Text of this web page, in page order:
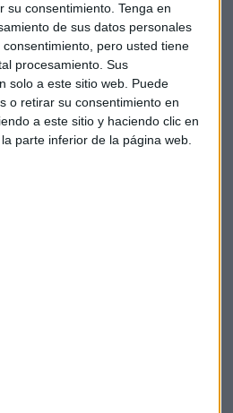
su consentimiento. Tenga en
de sus datos personales
pero usted tiene
procesamiento. Sus
solo a este sitio web. Puede
o retirar su consentimiento en
a este sitio y haciendo clic en
parte inferior de la página web.
se activay creemos que sí es
Variar la oferta que ya está
y extenderla hacia otras zonas
lugares, además de hacerlo de
en cuenta el mantenimiento